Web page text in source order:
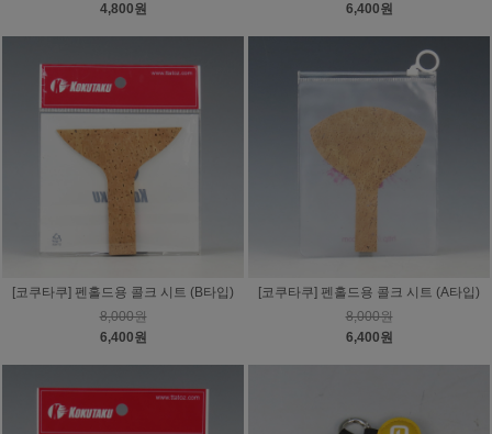
4,800원
6,400원
[코쿠타쿠] 펜홀드용 콜크 시트 (B타입)
8,000원
6,400원
[코쿠타쿠] 펜홀드용 콜크 시트 (A타입)
8,000원
6,400원